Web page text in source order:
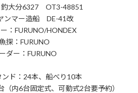
釣大分6327 OT3-48851
ンマー造船 DE-41改
：FURUNO/HONDEX
探：FURUNO
ダー：FURUNO
ンド：24本、船べり10本
（内6台固定式、可動式2台要予約）